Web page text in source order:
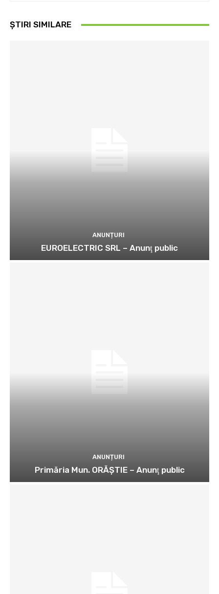
ȘTIRI SIMILARE
ANUNȚURI
EUROELECTRIC SRL – Anunţ public
ANUNȚURI
Primăria Mun. ORĂȘTIE – Anunţ public